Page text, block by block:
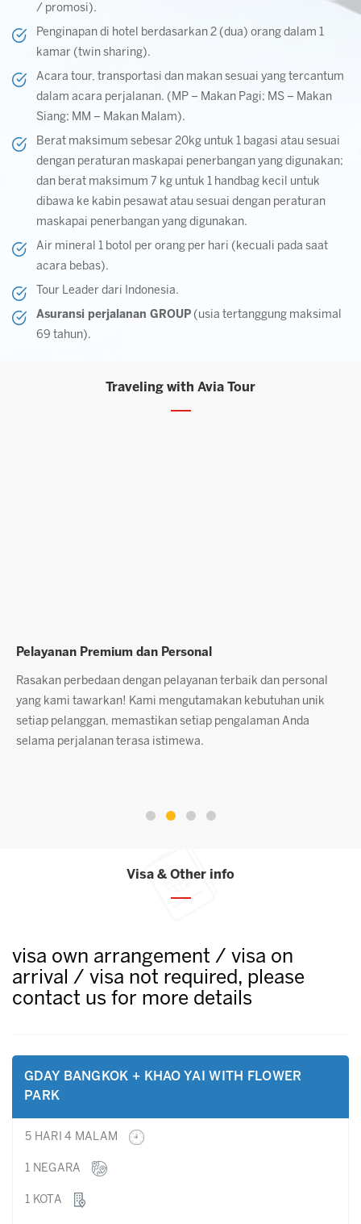
/ promosi).
Penginapan di hotel berdasarkan 2 (dua) orang dalam 1
kamar (twin sharing).
Acara tour, transportasi dan makan sesuai yang tercantum
dalam acara perjalanan. (MP – Makan Pagi; MS – Makan
Siang; MM – Makan Malam).
Berat maksimum sebesar 20kg untuk 1 bagasi atau sesuai
dengan peraturan maskapai penerbangan yang digunakan;
dan berat maksimum 7 kg untuk 1 handbag kecil untuk
dibawa ke kabin pesawat atau sesuai dengan peraturan
maskapai penerbangan yang digunakan.
Air mineral 1 botol per orang per hari (kecuali pada saat
acara bebas).
Tour Leader dari Indonesia.
Asuransi perjalanan GROUP (usia tertanggung maksimal
69 tahun).
Traveling with Avia Tour
Premium dan Personal
dengan pelayanan terbaik dan personal
Kami mengutamakan kebutuhan unik
memastikan setiap pengalaman Anda
terasa istimewa.
Dengan jam
solusi terbaik
pelanggan
Visa & Other info
visa own arrangement / visa on
arrival / visa not required, please
contact us for more details
GDAY BANGKOK + KHAO YAI WITH FLOWER
PARK
5 HARI 4 MALAM
1 NEGARA
1 KOTA